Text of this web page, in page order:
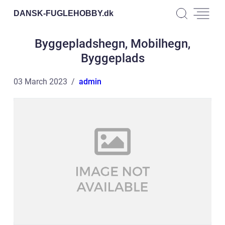
DANSK-FUGLEHOBBY.dk
Byggepladshegn, Mobilhegn,
Byggeplads
03 March 2023 admin